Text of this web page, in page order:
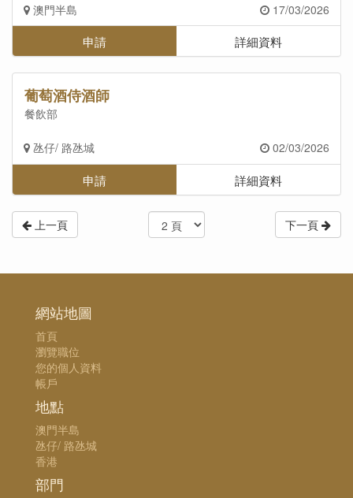
澳門半島 17/03/2026
申請 詳細資料
葡萄酒侍酒師
餐飲部
氹仔/ 路氹城 02/03/2026
申請 詳細資料
上一頁 下一頁
網站地圖
首頁
瀏覽職位
您的個人資料
帳戶
地點
澳門半島
氹仔/ 路氹城
香港
部門